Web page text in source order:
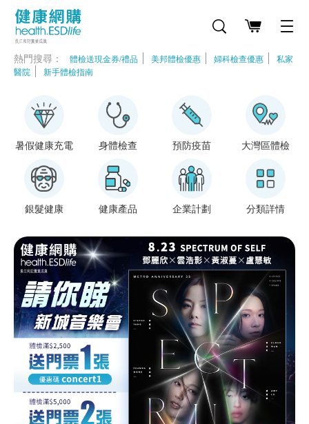
身體檢查 預防疫苗 大灣區體檢 寵物健
熱門搜尋： 體檢送現金券/禮品 美邦體檢優惠 婦科檢查優惠
私家
醫院
新手體檢指南
暑假健康充電 身體檢查 預防疫苗 大灣區體檢
銀髮健康 健康產品 企業計劃 分類詳情